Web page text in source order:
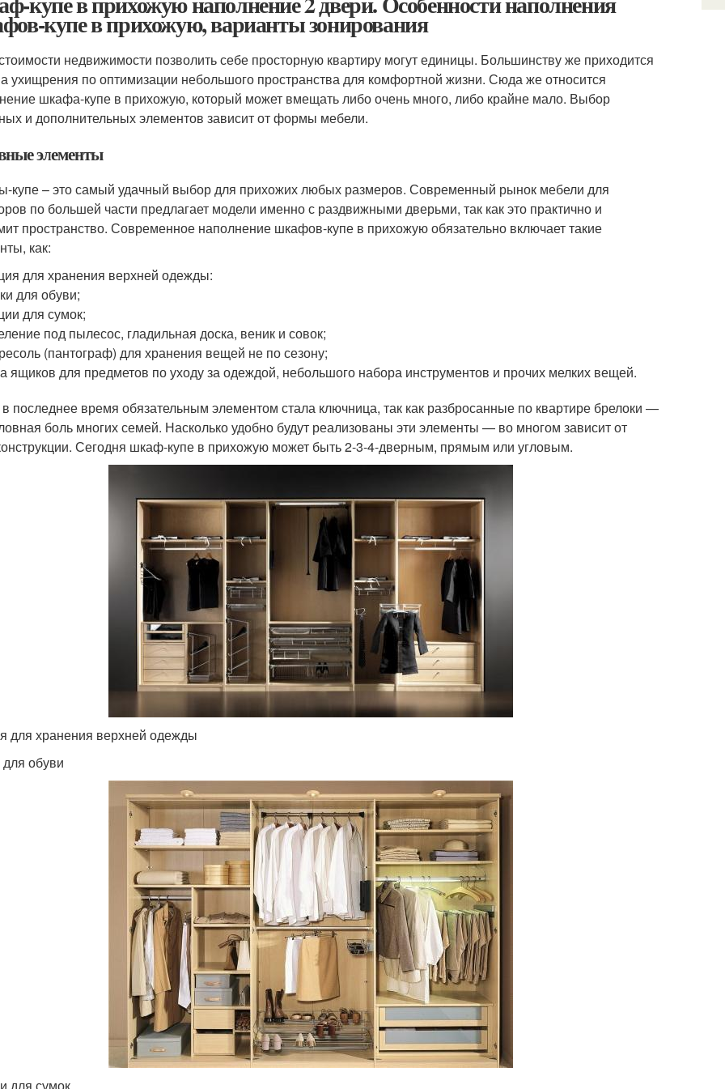
купе в прихожую, варианты зонирования
недвижимости позволить себе просторную квартиру могут единицы. Большинству же приходится
ухищрения по оптимизации небольшого пространства для комфортной жизни. Сюда же относится
шкафа-купе в прихожую, который может вмещать либо очень много, либо крайне мало. Выбор
и дополнительных элементов зависит от формы мебели.
элементы
купе – это самый удачный выбор для прихожих любых размеров. Современный рынок мебели для
по большей части предлагает модели именно с раздвижными дверьми, так как это практично и
пространство. Современное наполнение шкафов-купе в прихожую обязательно включает такие
как:
для хранения верхней одежды:
для обуви;
для сумок;
под пылесос, гладильная доска, веник и совок;
(пантограф) для хранения вещей не по сезону;
ящиков для предметов по уходу за одеждой, небольшого набора инструментов и прочих мелких вещей.
последнее время обязательным элементом стала ключница, так как разбросанные по квартире брелоки —
боль многих семей. Насколько удобно будут реализованы эти элементы — во многом зависит от
Сегодня шкаф-купе в прихожую может быть 2-3-4-дверным, прямым или угловым.
для хранения верхней одежды
обуви